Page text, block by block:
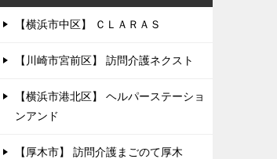
【横浜市中区】 ＣＬＡＲＡＳ
【川崎市宮前区】 訪問介護ネクスト
【横浜市港北区】 ヘルパーステーショ
ンアンド
【厚木市】 訪問介護まごのて厚木